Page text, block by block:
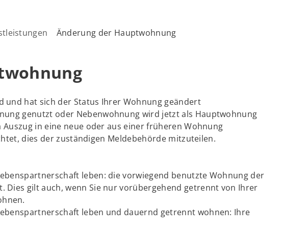
Änderung der Hauptwohnung
und hat sich der Status Ihrer Wohnung geändert
genutzt oder Nebenwohnung wird jetzt als Hauptwohnung
in eine neue oder aus einer früheren Wohnung
dies der zuständigen Meldebehörde mitzuteilen.
leben: die vorwiegend benutzte Wohnung der
Dies gilt auch, wenn Sie nur vorübergehend getrennt von Ihrer
leben und dauernd getrennt wohnen: Ihre